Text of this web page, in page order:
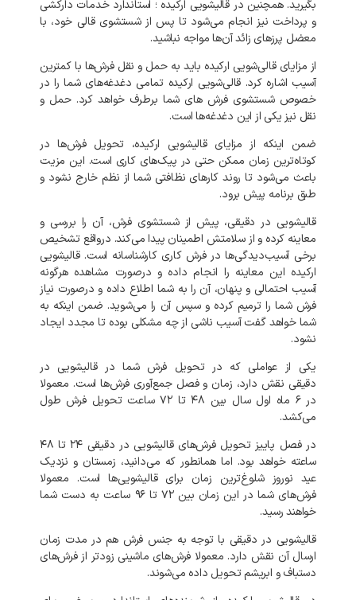
بگیرید.همچنین در قالیشویی ارکیده ؛ استاندارد خدمات دارکشی
و پرداخت نیز انجام می‌شود تا پس از شستشوی قالی خود، با
معضل پرزهای زائدآن‌ها مواجه نباشید.
از مزایای قالی‌شویی ارکیده باید به حمل و نقل فرش‌ها با کمترین
آسیب اشاره کرد. قالی‌شویی ارکیده تمامی دغدغه‌های شما را در
خصوص شستشوی فرش‌ های شما برطرف خواهد کرد.حمل و
نقل نیز یکی از این دغدغه‌ها است.
ضمن اینکه از مزایای قالیشویی ارکیده، تحویل فرش‌ها در
کوتاه‌ترین زمان ممکن حتی در پیک‌های کاری است. این مزیت
باعث می‌شود تا روند کارهای نظافتی شما از نظم خارج نشود و
طبق برنامه پیش برود.
قالیشویی در دقیقی، پیش از شستشوی فرش، آن را بررسی و
معاینه کرده و ازسلامتش اطمینان پیدا می‌کند. درواقع تشخیص
برخی آسیب‌دیدگی‌ها در فرش کاری کارشناسانه است.قالیشویی
ارکیده این معاینه را انجام داده و درصورت مشاهده هرگونه
آسیب احتمالی و پنهان، آن را به شما اطلاع داده و درصورت نیاز
فرش شما را ترمیم کرده و سپس آن را می‌شوید. ضمن اینکه به
شما خواهد گفت آسیب ناشی ازچه مشکلی بوده تا مجدد ایجاد
نشود.
یکی از عواملی که در تحویل فرش شما در قالیشویی در
دقیقی نقش دارد، زمان و فصل جمع‌آوری فرش‌ها است. معمولا
در ۶ ماه اول سال بین ۴۸ تا ۷۲ ساعت تحویل فرش طول
می‌کشد.
در فصل پاییز تحویل فرش‌های قالیشویی در دقیقی ۲۴ تا ۴۸
ساعته خواهد بود. اما همانطور که می‌دانید، زمستان و نزدیک
عید نوروز شلوغ‌ترین زمان برای قالیشویی‌ها است. معمولا
فرش‌های شما در این زمان بین ۷۲ تا ۹۶ ساعت به دست شما
خواهند رسید.
قالیشویی در دقیقی با توجه به جنس فرش هم در مدت زمان
ارسال آن نقش دارد. معمولا فرش‌های ماشینی زودتر از فرش‌های
دستباف و ابریشمتحویل داده می‌شوند.